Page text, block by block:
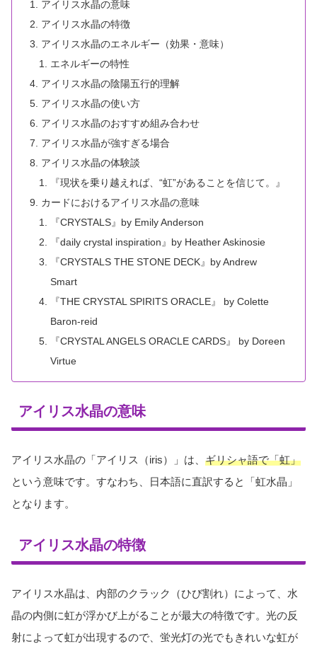
アイリス水晶の意味
アイリス水晶の特徴
アイリス水晶のエネルギー（効果・意味）
エネルギーの特性
アイリス水晶の陰陽五行的理解
アイリス水晶の使い方
アイリス水晶のおすすめ組み合わせ
アイリス水晶が強すぎる場合
アイリス水晶の体験談
『現状を乗り越えれば、“虹”があることを信じて。』
カードにおけるアイリス水晶の意味
『CRYSTALS』by Emily Anderson
『daily crystal inspiration』by Heather Askinosie
『CRYSTALS THE STONE DECK』by Andrew
Smart
『THE CRYSTAL SPIRITS ORACLE』 by Colette
Baron-reid
『CRYSTAL ANGELS ORACLE CARDS』 by Doreen
Virtue
アイリス水晶の意味
アイリス水晶の「アイリス（iris）」は、 ギリシャ語で「虹」
という意味です。すなわち、日本語に直訳すると「虹水晶」
となります。
アイリス水晶の特徴
アイリス水晶は、内部のクラック（ひび割れ）によって、水
晶の内側に虹が浮かび上がることが最大の特徴です。光の反
射によって虹が出現するので、蛍光灯の光でもきれいな虹が